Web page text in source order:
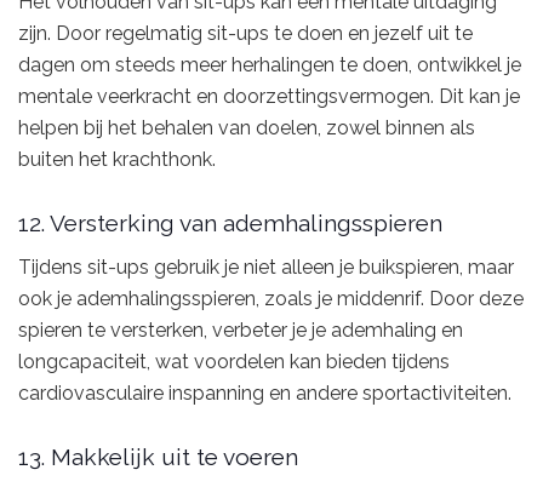
zijn. Door regelmatig sit-ups te doen en jezelf uit te
dagen om steeds meer herhalingen te doen, ontwikkel je
mentale veerkracht en doorzettingsvermogen. Dit kan je
helpen bij het behalen van doelen, zowel binnen als
buiten het krachthonk.
12. Versterking van ademhalingsspieren
Tijdens sit-ups gebruik je niet alleen je buikspieren, maar
ook je ademhalingsspieren, zoals je middenrif. Door deze
spieren te versterken, verbeter je je ademhaling en
longcapaciteit, wat voordelen kan bieden tijdens
cardiovasculaire inspanning en andere sportactiviteiten.
13. Makkelijk uit te voeren